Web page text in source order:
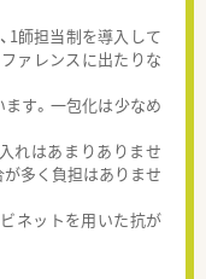
1師担当制を導入して
ァレンスに出たりな
す。一包化は少なめ
れはあまりありませ
多く負担はありませ
ネットを用いた抗が